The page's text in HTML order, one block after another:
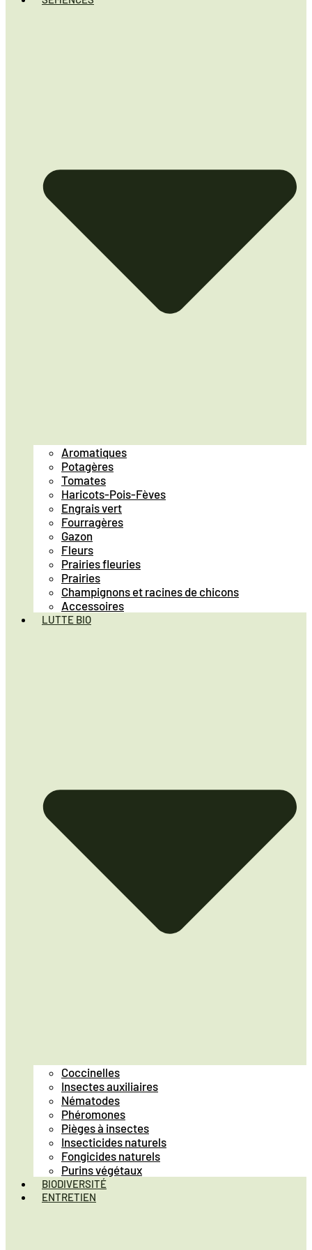
Aromatiques
Potagères
Tomates
Haricots-Pois-Fèves
Engrais vert
Fourragères
Gazon
Fleurs
Prairies fleuries
Prairies
Champignons et racines de chicons
Accessoires
LUTTE BIO
Coccinelles
Insectes auxiliaires
Nématodes
Phéromones
Pièges à insectes
Insecticides naturels
Fongicides naturels
Purins végétaux
BIODIVERSITÉ
ENTRETIEN